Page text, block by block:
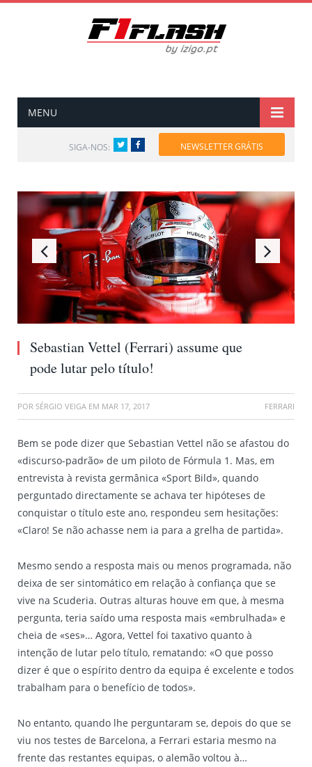
MENU
SIGA-NOS: TwitterFacebook NEWSLETTER GRÁTIS
Sebastian Vettel (Ferrari) assume que
pode lutar pelo título!
POR SÉRGIO VEIGA EM MAR 17, 2017 FERRARI
Bem se pode dizer que Sebastian Vettel não se afastou do
«discurso-padrão» de um piloto de Fórmula 1. Mas, em
entrevista à revista germânica «Sport Bild», quando
perguntado directamente se achava ter hipóteses de
conquistar o título este ano, respondeu sem hesitações:
«Claro! Se não achasse nem ia para a grelha de partida».
Mesmo sendo a resposta mais ou menos programada, não
deixa de ser sintomático em relação à confiança que se
vive na Scuderia. Outras alturas houve em que, à mesma
pergunta, teria saído uma resposta mais «embrulhada» e
cheia de «ses»… Agora, Vettel foi taxativo quanto à
intenção de lutar pelo título, rematando: «O que posso
dizer é que o espírito dentro da equipa é excelente e todos
trabalham para o benefício de todos».
No entanto, quando lhe perguntaram se, depois do que se
viu nos testes de Barcelona, a Ferrari estaria mesmo na
frente das restantes equipas, o alemão voltou à…